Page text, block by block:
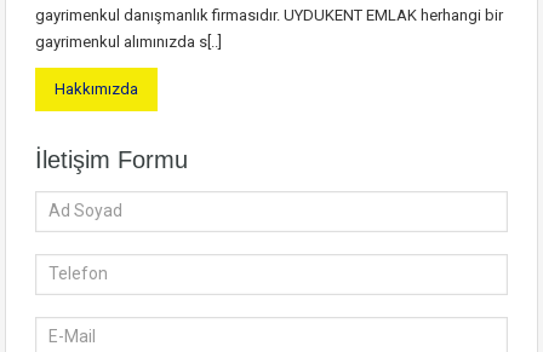
gayrimenkul danışmanlık firmasıdır. UYDUKENT EMLAK herhangi bir
gayrimenkul alımınızda s[..]
Hakkımızda
İletişim Formu